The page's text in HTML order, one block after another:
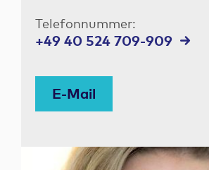
Telefonnummer:
+49 40 524 709-909
E-Mail